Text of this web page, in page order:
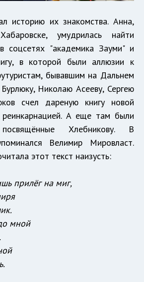
историю их знакомства. Анна,
умудрилась найти
соцсетях "академика Зауми" и
в которой были аллюзии к
бывавшим на Дальнем
Николаю Асееву, Сергею
счел дареную книгу новой
реинкарнацией. А еще там были
Хлебникову. В
Велимир Мировласт.
этот текст наизусть:
прилёг на миг,
мной